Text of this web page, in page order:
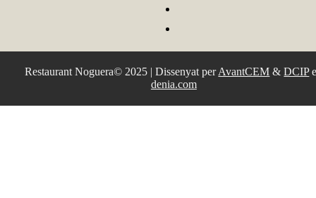
Restaurant Noguera© 2025 | Dissenyat perAvantCEM &DCIP
denia.com